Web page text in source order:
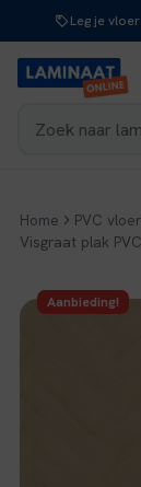
inhoud
Leg je
Home PVC
Visgraat plak
Aanbieding!